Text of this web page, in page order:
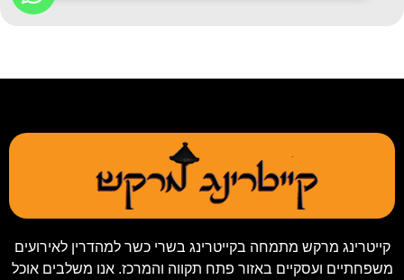
קייטרינג מרקש מתמחה בקייטרינג בשרי כשר למהדרין לאירועים
משפחתיים ועסקיים באזור פתח תקווה והמרכז. אנו משלבים אוכל